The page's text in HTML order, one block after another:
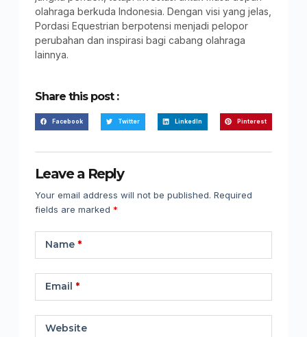
olahraga berkuda Indonesia. Dengan visi yang jelas,
Pordasi Equestrian berpotensi menjadi pelopor
perubahan dan inspirasi bagi cabang olahraga
lainnya.
Share this post :
Facebook Twitter LinkedIn Pinterest
Leave a Reply
Your email address will not be published. Required
fields are marked *
Name*
Email *
Website